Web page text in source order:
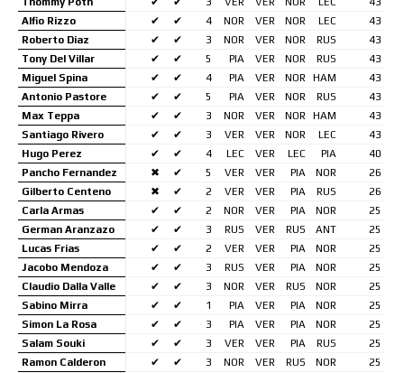
Alfio Rizzo
✔ ✔ 4 NOR VER NOR LEC
43
Roberto Diaz
✔ ✔ 3 NOR VER NOR RUS
43
Tony Del Villar
✔ ✔ 5 PIA VER NOR RUS
43
Miguel Spina
✔ ✔ 4 PIA VER NOR HAM
43
Antonio Pastore
✔ ✔ 5 PIA VER NOR RUS
43
Max Teppa
✔ ✔ 3 NOR VER NOR HAM
43
Santiago Rivero
✔ ✔ 3 VER VER NOR LEC
43
Hugo Perez
✔ ✔ 4 LEC VER LEC PIA
40
Pancho Fernandez
✖ ✔ 5 VER VER PIA NOR
26
Gilberto Centeno
✖ ✔ 2 VER VER PIA RUS
26
Carla Armas
✔ ✔ 2 NOR VER PIA NOR
25
German Aranzazo
✔ ✔ 3 RUS VER RUS ANT
25
Lucas Frias
✔ ✔ 2 VER VER PIA NOR
25
Jacobo Mendoza
✔ ✔ 3 RUS VER PIA NOR
25
Claudio Dalla Valle
✔ ✔ 3 NOR VER RUS NOR
25
Sabino Mirra
✔ ✔ 1 PIA VER PIA NOR
25
Simon La Rosa
✔ ✔ 3 PIA VER PIA NOR
25
Salam Souki
✔ ✔ 3 VER VER PIA RUS
25
Ramon Calderon
✔ ✔ 3 NOR VER RUS NOR
25